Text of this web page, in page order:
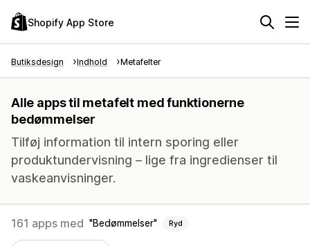
Shopify App Store
Butiksdesign Indhold Metafelter
Alle apps til metafelt med funktionerne
bedømmelser
Tilføj information til intern sporing eller
produktundervisning – lige fra ingredienser til
vaskeanvisninger.
161 apps med Bedømmelser Ryd